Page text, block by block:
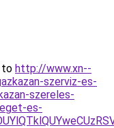
to http://www.xn--
szerviz-es-
szereles-
es-